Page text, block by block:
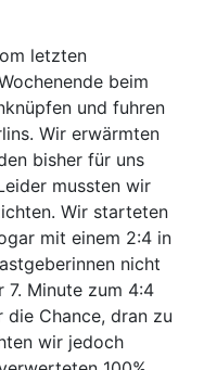
letzten
beim
und fuhren
Wir erwärmten
bisher für uns
mussten wir
Wir starteten
mit einem 2:4 in
nicht
7. Minute zum 4:4
die Chance, dran zu
wir jedoch